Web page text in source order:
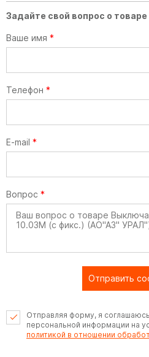
Задайте свой вопрос о товаре
Ваше имя *
Телефон *
E-mail *
Вопрос *
Отправить
Отправляя форму, я
персональной информации на
политикой в отношении